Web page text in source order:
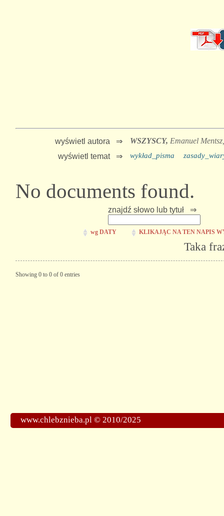
wyświetl autora ⇒ WSZYSCY, Emanuel
wyświetl temat ⇒
wykład_pisma
No documents found.
znajdź słowo lub tytuł ⇒
wg DATY KLIKAJĄC NA TEN NAPIS
Taka
Showing 0 to 0 of 0 entries
www.chlebznieba.pl © 2010/2025